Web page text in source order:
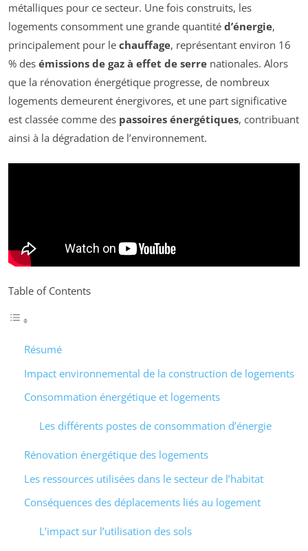
métalliques pour ce secteur. Une fois construits, les
logements consomment une grande quantité d’énergie,
principalement pour le chauffage, représentant environ 16
% des émissions de gaz à effet de serre nationales. Alors
que la rénovation énergétique progresse, de nombreux
logements demeurent énergivores, et une part significative
est classée comme des passoires énergétiques, contribuant
ainsi à la dégradation de l’environnement.
Table of Contents
Résumé
Impact environnemental de la construction de logements
Consommation énergétique et logements
Les différents postes de consommation d’énergie
Rénovation énergétique des logements
Les ressources utilisées dans le secteur de l’habitat
Conséquences des déplacements liés au logement
L’impact sur l’utilisation des sols